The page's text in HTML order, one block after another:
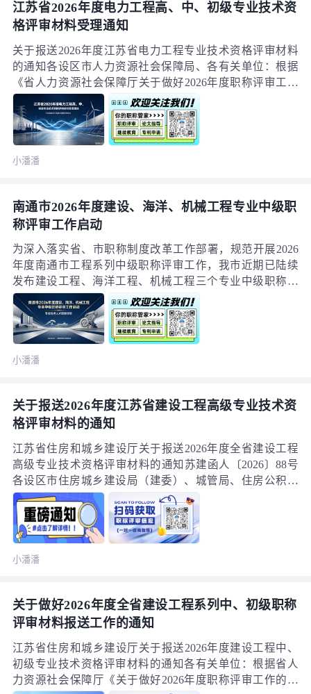
江苏省2026年度电力工程高、中、初级专业技术资
格评审材料受理通知
关于报送2026年度江苏省电力工程专业技术资格评审材料
的通知各设区市人力资源社会保障局、各有关单位：根据
《省人力资源社会保障厅关于做好2026年度职称评审工作
的通知》（苏人社函〔2026〕44号）等文件精神，现就
2026年度江苏省电力工程高、中、初级专业技术资格申报
评审工作有关事项通知如下：一、申报范围及对象1. 在我
省各类企事业单位、社会组织、个体经济组织等从事电力
工程专业技术工作，与用人单位建立劳动（聘用）关系的
小潘潘
南通市2026年度建设、海洋、机械工程专业中级职
称评审工作启动
为深入落实省、市职称制度改革工作部署，规范开展2026
年度南通市工程系列中级职称评审工作，我市近期已陆续
发布建设工程、海洋工程、机械工程三个专业中级职称申
报评审的正式通知。职称作为专业技术人才能力认定、岗
位聘用、薪资晋升的重要依据，每年仅组织一次申报，事
关广大工程技术人员的职业发展。为方便全市相关行业从
业人员集中了解申报政策、关键时间节点、材料规范及报
送要求，本文结合各主管部门官方公告，对三大专业申报
容，提醒符合条件的技术人员提前准备、按时申报，切勿
错过本年度申报窗口期。所有申报要求及评审规则均以南
通市各评委会官方发布文件为准。
小潘潘
关于报送2026年度江苏省建设工程高级专业技术资
格评审材料的通知
江苏省住房和城乡建设厅关于报送2026年度全省建设工程
高级专业技术资格评审材料的通知苏建函人〔2026〕88号
各设区市住房城乡建设局（建委）、城管局、住房公积金
管理中心，南京、无锡、苏州、南通园林（市政）局，省
各有关单位：根据《省人力资源社会保障厅关于做好2026
年度职称评审工作的通知》（苏人社函〔2026〕44号）要
求，现就2026年度全省建设工程高级专业技术资格评审工
作有关事项通知如下：
小潘潘
关于做好2026年度全省建设工程系列中、初级职称
评审材料报送工作的通知
江苏省住房和城乡建设厅关于报送2026年度建设工程中、
初级专业技术资格评审材料的通知各有关单位：根据省人
力资源社会保障厅《关于做好2026年度职称评审工作的通